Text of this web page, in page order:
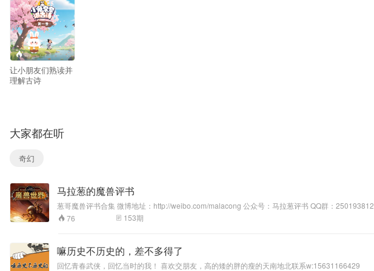
--
让小朋友们熟读并
理解古诗
大家都在听
奇幻
马拉葱的魔兽评书
葱哥魔兽评书合集 微博地址：http://weibo.com/malacong 公众号：马拉葱评书 QQ群：250193812
76
153期
嘛历史不历史的，差不多得了
回忆青春武侠，回忆当时的我！ 喜欢交朋友，高的矮的胖的瘦的天南地北联系w:15631166429